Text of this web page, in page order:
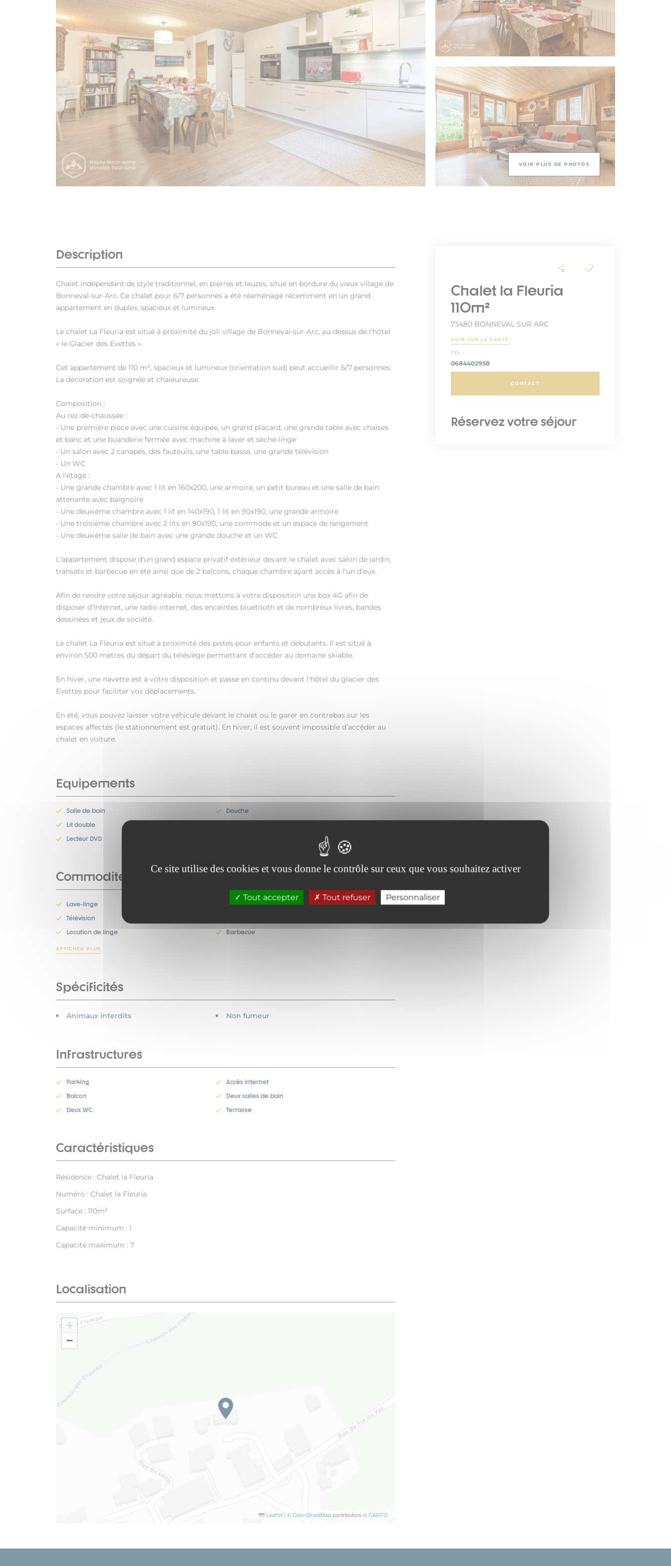
Ce site utilise des cookies et vous donne le contrôle sur ceux que vous souhaitez activer
Tout accepter Tout refuser Personnaliser
VOIR PLUS DE PHOTOS
Description
Chalet indépendant de style traditionnel, en pierres et lauzes, situé en bordure du vieux village de
Bonneval-sur-Arc. Ce chalet pour 6/7 personnes a été réaménagé récemment en un grand
appartement en duplex, spacieux et lumineux.
Le chalet La Fleuria est situé à proximité du joli village de Bonneval-sur-Arc, au-dessus de l'hôtel
« le Glacier des Evettes ».
Cet appartement de 110 m², spacieux et lumineux (orientation sud) peut accueillir 6/7 personnes.
La décoration est soignée et chaleureuse.
Composition :
Au rez-de-chaussée :
- Une première pièce avec une cuisine équipée, un grand placard, une grande table avec chaises
et banc et une buanderie fermée avec machine à laver et sèche-linge
- Un salon avec 2 canapés, des fauteuils, une table basse, une grande télévision
- Un WC
A l'étage :
- Une grande chambre avec 1 lit en 160x200, une armoire, un petit bureau et une salle de bain
attenante avec baignoire
- Une deuxième chambre avec 1 lit en 140x190, 1 lit en 90x190, une grande armoire
- Une troisième chambre avec 2 lits en 90x190, une commode et un espace de rangement
- Une deuxième salle de bain avec une grande douche et un WC
L'appartement dispose d'un grand espace privatif extérieur devant le chalet avec salon de jardin,
transats et barbecue en été ainsi que de 2 balcons, chaque chambre ayant accès à l'un d’eux.
Afin de rendre votre séjour agréable, nous mettons à votre disposition une box 4G afin de
disposer d’Internet, une radio internet, des enceintes bluetooth et de nombreux livres, bandes
dessinées et jeux de société.
Le chalet La Fleuria est situé à proximité des pistes pour enfants et débutants. Il est situé à
environ 500 mètres du départ du télésiège permettant d'accéder au domaine skiable.
En hiver, une navette est à votre disposition et passe en continu devant l'hôtel du glacier des
Evettes pour faciliter vos déplacements.
En été, vous pouvez laisser votre véhicule devant le chalet ou le garer en contrebas sur les
espaces affectés (le stationnement est gratuit). En hiver, il est souvent impossible d’accéder au
chalet en voiture.
Equipements
Salle de bain
Douche
Lit double
Lecteur DVD
Commodités
Lave-linge
Lave-vaisselle
Télévision
Location de linge
Barbecue
AFFICHER PLUS
Spécificités
Animaux interdits Non fumeur
Infrastructures
Parking
Accès internet
Balcon
Deux salles de bain
Deux WC
Terrasse
Caractéristiques
Résidence : Chalet la Fleuria
Numéro : Chalet la Fleuria
Surface : 110m²
Capacité minimum : 1
Capacité maximum : 7
Localisation
+
−
Leaflet | ©OpenStreetMapcontributors ©CARTO
Chalet la Fleuria
110m²
73480 BONNEVAL SUR ARC
VOIR SUR LA CARTE
TEL :
0684402958
CONTACT
Réservez votre séjour